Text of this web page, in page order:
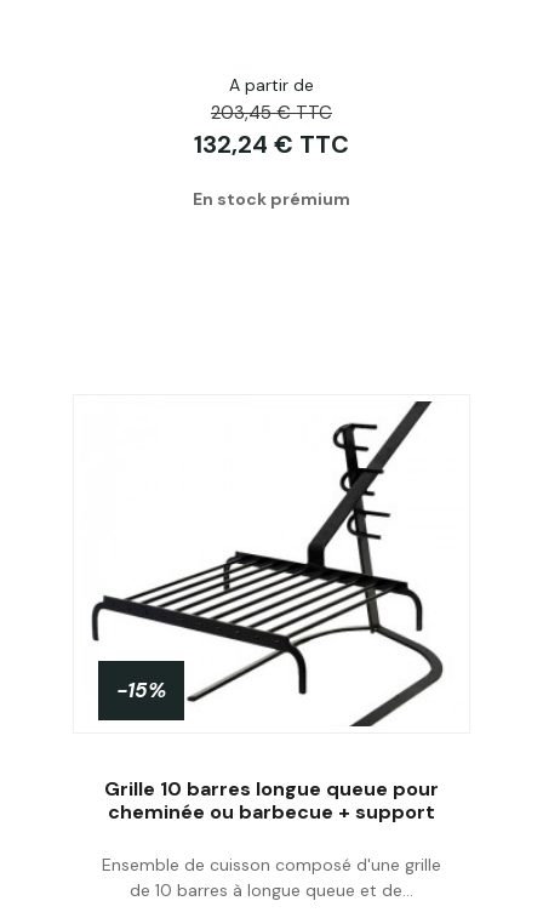
A partir de
203,45 € TTC
132,24 € TTC
En stock prémium
Acheter
-15%
Grille 10 barres longue queue pour
cheminée ou barbecue + support
Ensemble de cuisson composé d'une grille
de 10 barres à longue queue et de...